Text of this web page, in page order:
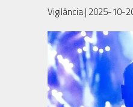
Vigilância| 2025-10-